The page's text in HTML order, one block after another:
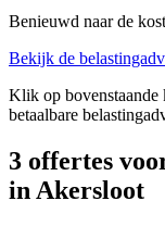
Benieuwd naar de
Bekijk de
Klik op bovenstaande
betaalbare
3 offertes
in Akersloot